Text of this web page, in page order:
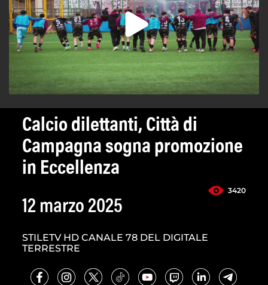
Calcio dilettanti, Città di
Campagna sogna promozione
in Eccellenza
3420
12 marzo 2025
STILETV HD CANALE 78 DEL DIGITALE
TERRESTRE